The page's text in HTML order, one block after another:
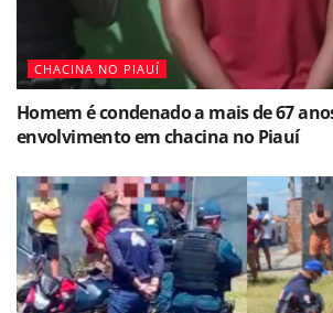
CHACINA NO PIAUÍ
Homem é condenado a mais de 67
envolvimento em chacina no Piauí